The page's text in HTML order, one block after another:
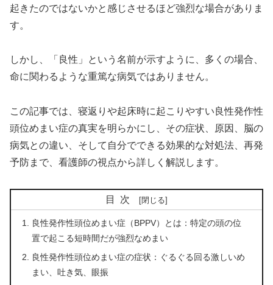
起きたのではないかと感じさせるほど強烈な場合がありま
す。
しかし、「良性」という名前が示すように、多くの場合、
命に関わるような重篤な病気ではありません。
この記事では、寝返りや起床時に起こりやすい良性発作性
頭位めまい症の真実を明らかにし、その症状、原因、脳の
病気との違い、そして自分でできる効果的な対処法、再発
予防まで、看護師の視点から詳しく解説します。
目次
良性発作性頭位めまい症（BPPV）とは：特定の頭の位
置で起こる短時間だが強烈なめまい
良性発作性頭位めまい症の症状：ぐるぐる回る激しいめ
まい、吐き気、眼振